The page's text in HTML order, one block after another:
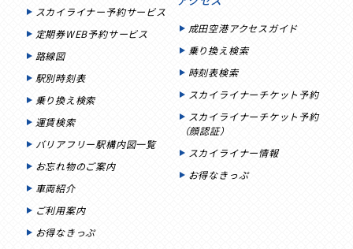
スカイライナー予約サービス
定期券WEB予約サービス
路線図
駅別時刻表
乗り換え検索
運賃検索
バリアフリー駅構内図一覧
お忘れ物のご案内
車両紹介
ご利用案内
お得なきっぷ
成田空港アクセスガイド
乗り換え検索
時刻表検索
スカイライナーチケット予約
スカイライナーチケット予約
（顔認証）
スカイライナー情報
お得なきっぷ